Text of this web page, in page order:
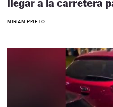
llegar a la carretera
MIRIAM PRIETO